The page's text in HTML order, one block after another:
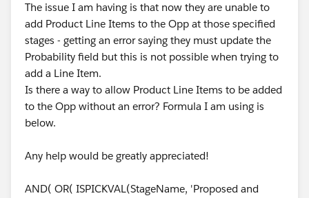
The issue I am having is that now they are unable to
add Product Line Items to the Opp at those specified
stages - getting an error saying they must update the
Probability field but this is not possible when trying to
add a Line Item.
Is there a way to allow Product Line Items to be added
to the Opp without an error? Formula I am using is
below.
Any help would be greatly appreciated!
AND( OR( ISPICKVAL(StageName, 'Proposed and